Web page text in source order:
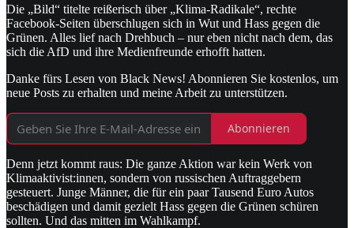
Die „Bild“ titelte reißerisch über „Klima-Radikale“, rechte
Facebook-Seiten überschlugen sich in Wut und Hass gegen die
Grünen. Alles lief nach Drehbuch – nur eben nicht nach dem, das
sich die AfD und ihre Medienfreunde erhofft hatten.
Danke fürs Lesen von Black News! Abonnieren Sie kostenlos, um
neue Posts zu erhalten und meine Arbeit zu unterstützen.
Abonnieren
Denn jetzt kommt raus: Die ganze Aktion war kein Werk von
Klimaaktivist:innen, sondern von russischen Auftraggebern
gesteuert. Junge Männer, die für ein paar Tausend Euro Autos
beschädigen und damit gezielt Hass gegen die Grünen schüren
sollten. Und das mitten im Wahlkampf.